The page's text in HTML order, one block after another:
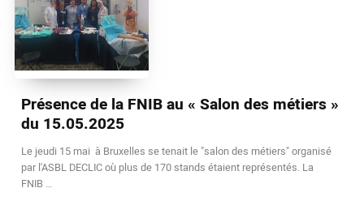
Présence de la FNIB au « Salon des métiers »
du 15.05.2025
Le jeudi 15 mai à Bruxelles se tenait le "salon des métiers" organisé
par l'ASBL DECLIC où plus de 170 stands étaient représentés. La
FNIB …